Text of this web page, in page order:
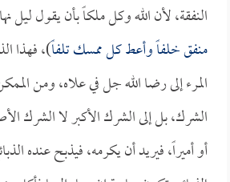
النفقة، لأن الله وكل ملكاً بأن يقول ليل
منفق خلفاً وأعط كل ممسك تلفاً)، فهذا
المرء إلى رضا الله جل في علاه، ومن
الشرك، بل إلى الشرك الأكبر لا الشرك
أو أميراً، فيريد أن يكرمه، فيذبح عنده